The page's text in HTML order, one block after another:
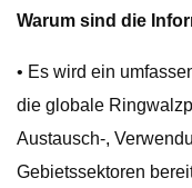
Warum sind die
• Es wird ein
die globale
Austausch-,
Gebietssektoren